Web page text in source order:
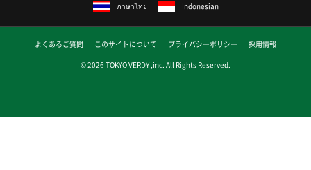
ภาษาไทย
Indonesian
よくあるご質問 このサイトについて プライバシーポリシー
採用情報
© 2026 TOKYO VERDY ,inc. All Rights Reserved.